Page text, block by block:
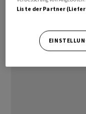
Liste der Partner